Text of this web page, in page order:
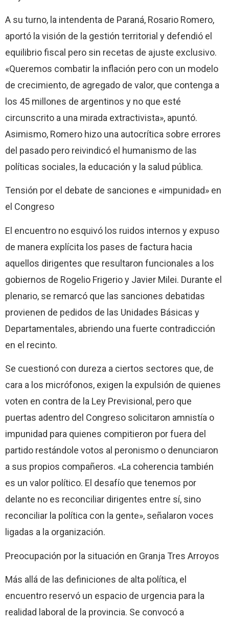
A su turno, la intendenta de Paraná, Rosario Romero,
aportó la visión de la gestión territorial y defendió el
equilibrio fiscal pero sin recetas de ajuste exclusivo.
«Queremos combatir la inflación pero con un modelo
de crecimiento, de agregado de valor, que contenga a
los 45 millones de argentinos y no que esté
circunscrito a una mirada extractivista», apuntó.
Asimismo, Romero hizo una autocrítica sobre errores
del pasado pero reivindicó el humanismo de las
políticas sociales, la educación y la salud pública.
Tensión por el debate de sanciones e «impunidad» en
el Congreso
El encuentro no esquivó los ruidos internos y expuso
de manera explícita los pases de factura hacia
aquellos dirigentes que resultaron funcionales a los
gobiernos de Rogelio Frigerio y Javier Milei. Durante el
plenario, se remarcó que las sanciones debatidas
provienen de pedidos de las Unidades Básicas y
Departamentales, abriendo una fuerte contradicción
en el recinto.
Se cuestionó con dureza a ciertos sectores que, de
cara a los micrófonos, exigen la expulsión de quienes
voten en contra de la Ley Previsional, pero que
puertas adentro del Congreso solicitaron amnistía o
impunidad para quienes compitieron por fuera del
partido restándole votos al peronismo o denunciaron
a sus propios compañeros. «La coherencia también
es un valor político. El desafío que tenemos por
delante no es reconciliar dirigentes entre sí, sino
reconciliar la política con la gente», señalaron voces
ligadas a la organización.
Preocupación por la situación en Granja Tres Arroyos
Más allá de las definiciones de alta política, el
encuentro reservó un espacio de urgencia para la
realidad laboral de la provincia. Se convocó a